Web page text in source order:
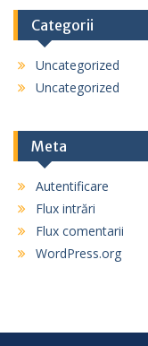
Categorii
Uncategorized
Uncategorized
Meta
Autentificare
Flux intrări
Flux comentarii
WordPress.org